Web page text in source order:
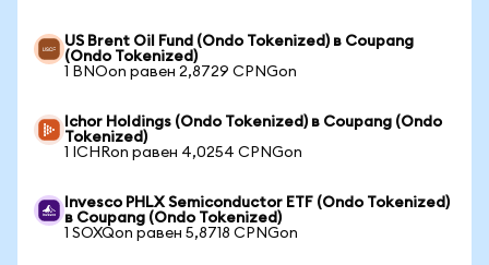
US Brent Oil Fund (Ondo Tokenized) в Coupang
(Ondo Tokenized)
1 BNOon равен 2,8729 CPNGon
Ichor Holdings (Ondo Tokenized) в Coupang (Ondo
Tokenized)
1 ICHRon равен 4,0254 CPNGon
Invesco PHLX Semiconductor ETF (Ondo Tokenized)
в Coupang (Ondo Tokenized)
1 SOXQon равен 5,8718 CPNGon